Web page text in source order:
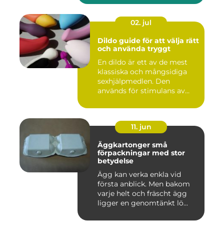
02. jul
Dildo guide för att välja rätt
och använda tryggt
En dildo är ett av de mest
klassiska och mångsidiga
sexhjälpmedlen. Den
används för stimulans av
11. jun
Äggkartonger små
förpackningar med stor
betydelse
Ägg kan verka enkla vid
första anblick. Men bakom
varje helt och fräscht ägg
ligger en genomtänkt lö...